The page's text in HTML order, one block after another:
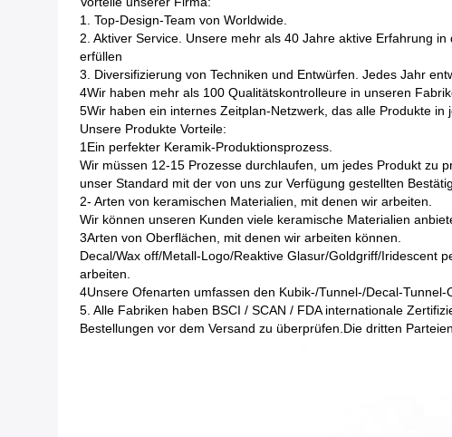
1. Top-Design-Team von Worldwide.
2. Aktiver Service. Unsere mehr als 40 Jahre aktive Erfahrung
erfüllen
3. Diversifizierung von Techniken und Entwürfen. Jedes Jahr
4Wir haben mehr als 100 Qualitätskontrolleure in unseren
5Wir haben ein internes Zeitplan-Netzwerk, das alle Produkte
Unsere Produkte Vorteile:
1Ein perfekter Keramik-Produktionsprozess.
Wir müssen 12-15 Prozesse durchlaufen, um jedes Produkt zu
unser Standard mit der von uns zur Verfügung gestellten
2- Arten von keramischen Materialien, mit denen wir arbeiten.
Wir können unseren Kunden viele keramische Materialien
3Arten von Oberflächen, mit denen wir arbeiten können.
Decal/Wax off/Metall-Logo/Reaktive Glasur/Goldgriff/Iridescent
arbeiten.
4Unsere Ofenarten umfassen den Kubik-/Tunnel-/Decal-
5. Alle Fabriken haben BSCI / SCAN / FDA internationale
Bestellungen vor dem Versand zu überprüfen.Die dritten